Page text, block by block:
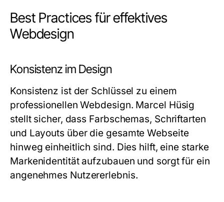
Best Practices für effektives
Webdesign
Konsistenz im Design
Konsistenz ist der Schlüssel zu einem
professionellen Webdesign. Marcel Hüsig
stellt sicher, dass Farbschemas, Schriftarten
und Layouts über die gesamte Webseite
hinweg einheitlich sind. Dies hilft, eine starke
Markenidentität aufzubauen und sorgt für ein
angenehmes Nutzererlebnis.